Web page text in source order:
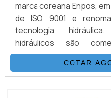
marca coreana Enpos,
de ISO 9001 e
tecnologia
hidráulicos são
diversos modelos de
700 kg/cm2.Os
análises de pressões de
COTAR